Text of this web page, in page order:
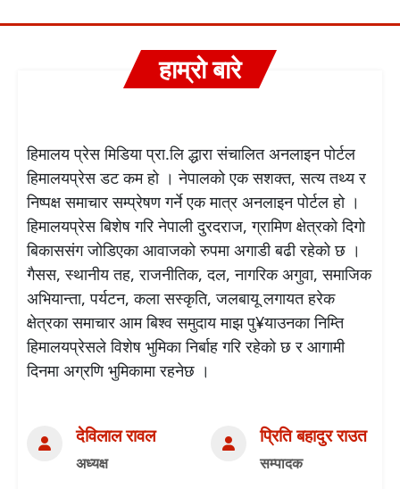
हाम्रो बारे
हिमालय प्रेस मिडिया प्रा.लि द्धारा संचालित अनलाइन पोर्टल
हिमालयप्रेस डट कम हो । नेपालको एक सशक्त, सत्य तथ्य र
निष्पक्ष समाचार सम्प्रेषण गर्ने एक मात्र अनलाइन पोर्टल हो ।
हिमालयप्रेस बिशेष गरि नेपाली दुरदराज, ग्रामिण क्षेत्रको दिगो
बिकाससंग जोडिएका आवाजको रुपमा अगाडी बढी रहेको छ ।
गैसस, स्थानीय तह, राजनीतिक, दल, नागरिक अगुवा, समाजिक
अभियान्ता, पर्यटन, कला सस्कृति, जलबायू लगायत हरेक
क्षेत्रका समाचार आम बिश्व समुदाय माझ पु¥याउनका निम्ति
हिमालयप्रेसले विशेष भुमिका निर्बाह गरि रहेको छ र आगामी
दिनमा अग्रणि भुमिकामा रहनेछ ।
देविलाल रावल
अध्यक्ष
प्रिति बहादुर राउत
सम्पादक